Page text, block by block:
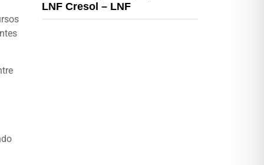
LNF Cresol – LNF